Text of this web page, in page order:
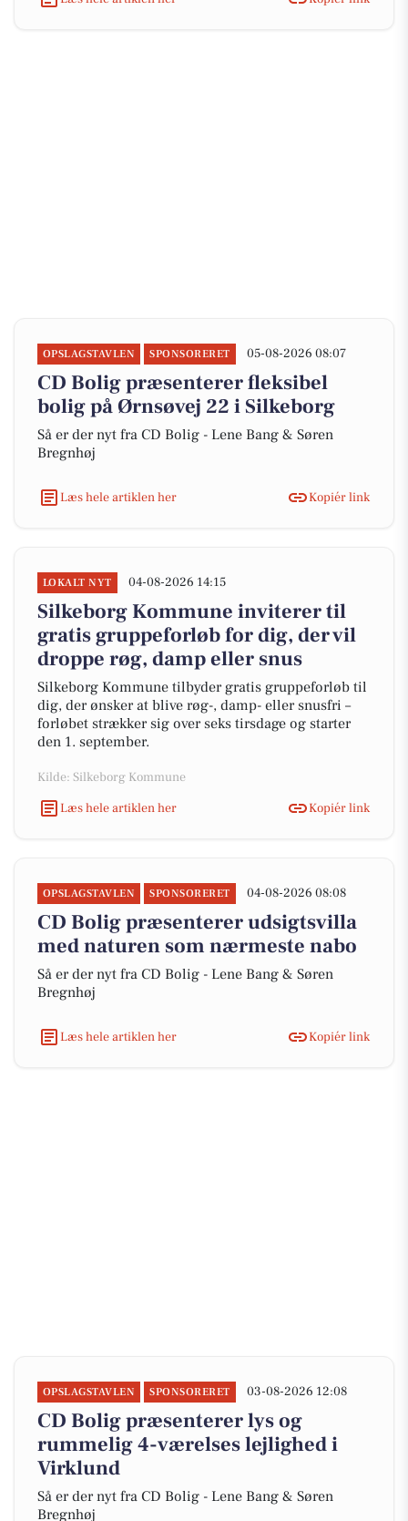
OPSLAGSTAVLEN SPONSORERET 05-08-2026 08:07
CD Bolig præsenterer fleksibel
bolig på Ørnsøvej 22 i Silkeborg
Så er der nyt fra CD Bolig - Lene Bang & Søren
Bregnhøj
Læs hele artiklen her Kopiér link
LOKALT NYT 04-08-2026 14:15
Silkeborg Kommune inviterer til
gratis gruppeforløb for dig, der vil
droppe røg, damp eller snus
Silkeborg Kommune tilbyder gratis gruppeforløb til
dig, der ønsker at blive røg-, damp- eller snusfri –
forløbet strækker sig over seks tirsdage og starter
den 1. september.
Kilde: Silkeborg Kommune
Læs hele artiklen her
Kopiér link
OPSLAGSTAVLEN SPONSORERET 04-08-2026 08:08
CD Bolig præsenterer udsigtsvilla
med naturen som nærmeste nabo
Så er der nyt fra CD Bolig - Lene Bang & Søren
Bregnhøj
Læs hele artiklen her Kopiér link
OPSLAGSTAVLEN SPONSORERET 03-08-2026 12:08
CD Bolig præsenterer lys og
rummelig 4-værelses lejlighed i
Virklund
Så er der nyt fra CD Bolig - Lene Bang & Søren
Bregnhøj